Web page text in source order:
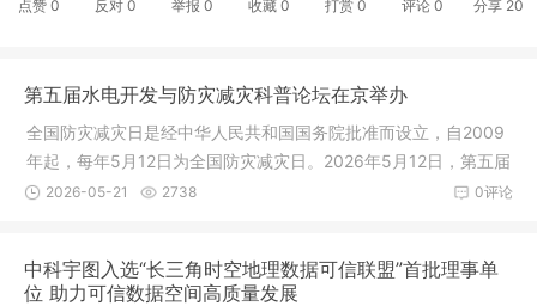
点赞 0 反对 0 举报 0 收藏 0 打赏 0 评论 0 分享 20
第五届水电开发与防灾减灾科普论坛在京举办
全国防灾减灾日是经中华人民共和国国务院批准而设立，自2009
年起，每年5月12日为全国防灾减灾日。2026年5月12日，第五届
水电开发
0评论
2026-05-21 2738
中科宇图入选“长三角时空地理数据可信联盟”首批理事单
位 助力可信数据空间高质量发展